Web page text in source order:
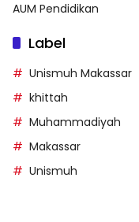
AUM Pendidikan
Label
Unismuh Makassar
khittah
Muhammadiyah
Makassar
Unismuh